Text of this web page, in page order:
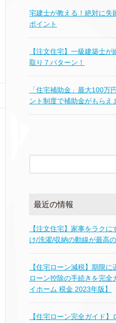
宅建士が教える！絶対に失
ポイント
【注文住宅】一級建築士
取り７パターン！
「住宅補助金」最大100万
ント制度で補助金がもらえ
最近の情報
【注文住宅】家事をラク
け/洗濯/収納の動線が最高
【住宅ローン減税】期限
ローン控除の手続きを完全
イホーム 税金 2023年版】
【住宅ローン完全ガイド